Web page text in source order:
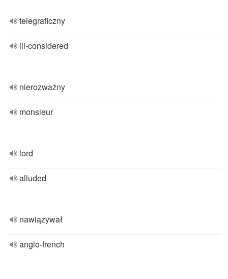
telegraficzny
ill-considered
nierozważny
monsieur
lord
alluded
nawiązywał
anglo-french